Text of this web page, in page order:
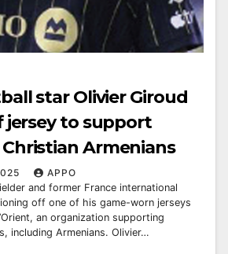
star Olivier Giroud
jersey to support
Armenians
APPO
and former France international
off one of his game-worn jerseys
an organization supporting
including Armenians. Olivier…